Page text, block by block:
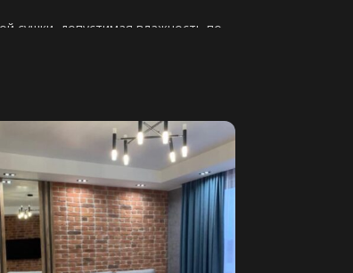
сушки, допустимая влажность по
используется при наличии
идеальный вариант для дивана
полноценный ортопедический